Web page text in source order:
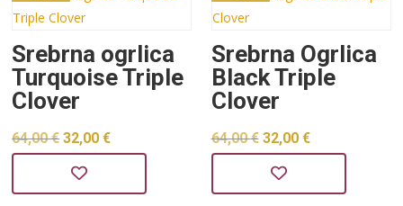
Srebrna ogrlica
Turquoise Triple
Clover
64,00€ Izvorna
cijena
bila
32,00€
je:
Srebrna Ogrlica
Black Triple
Clover
64,00€ Izvorna
cijena
bila
32,00 €
je: